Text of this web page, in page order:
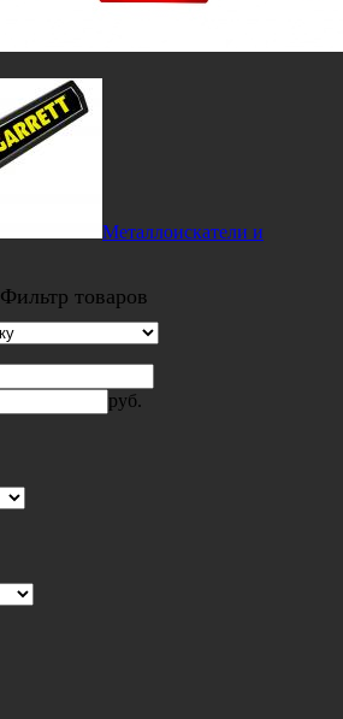
Металлоискатели и
Фильтр товаров
руб.